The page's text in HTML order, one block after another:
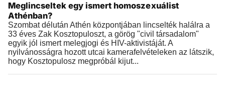
Meglincseltek egy ismert homoszexuálist
Athénban?
Szombat délután Athén központjában lincselték halálra a
33 éves Zak Kosztopuloszt, a görög "civil társadalom"
egyik jól ismert melegjogi és HIV-aktivistáját. A
nyilvánosságra hozott utcai kamerafelvételeken az látszik,
hogy Kosztopulosz megpróbál kijut...